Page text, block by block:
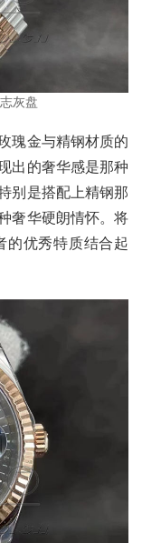
灰盘
瑰金与精钢材质的
出的奢华感是那种
别是搭配上精钢那
奢华硬朗情怀。将
的优秀特质结合起